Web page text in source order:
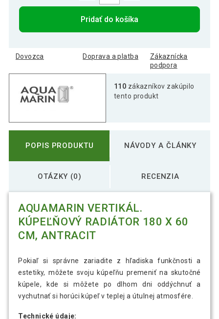
Pridať do košíka
Dovozca Doprava a platba
Zákaznícka
podpora
110 zákazníkov zakúpilo
tento produkt
POPIS PRODUKTU NÁVODY A ČLÁNKY
OTÁZKY (0) RECENZIA
AQUAMARIN VERTIKÁL.
KÚPEĽŇOVÝ RADIÁTOR 180 X 60
CM, ANTRACIT
Pokiaľ si správne zariadite z hľadiska funkčnosti a
estetiky, môžete svoju kúpeľňu premeniť na skutočné
kúpele, kde si môžete po dlhom dni oddýchnuť a
vychutnať si horúci kúpeľ v teplej a útulnej atmosfére.
Technické údaje: